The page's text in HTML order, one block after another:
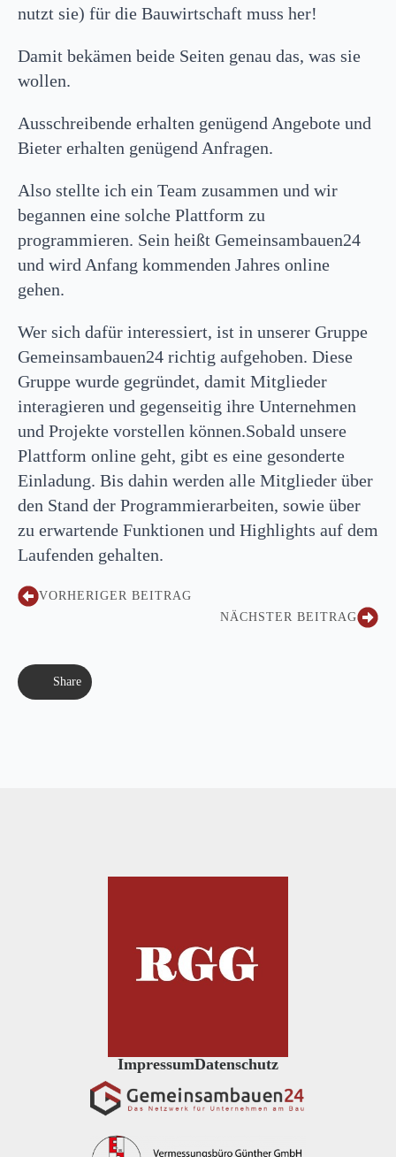
nutzt sie) für die Bauwirtschaft muss her!
Damit bekämen beide Seiten genau das, was sie
wollen.
Ausschreibende erhalten genügend Angebote und
Bieter erhalten genügend Anfragen.
Also stellte ich ein Team zusammen und wir
begannen eine solche Plattform zu
programmieren. Sein heißt Gemeinsambauen24
und wird Anfang kommenden Jahres online
gehen.
Wer sich dafür interessiert, ist in unserer Gruppe
Gemeinsambauen24 richtig aufgehoben. Diese
Gruppe wurde gegründet, damit Mitglieder
interagieren und gegenseitig ihre Unternehmen
und Projekte vorstellen können.Sobald unsere
Plattform online geht, gibt es eine gesonderte
Einladung. Bis dahin werden alle Mitglieder über
den Stand der Programmierarbeiten, sowie über
zu erwartende Funktionen und Highlights auf dem
Laufenden gehalten.
VORHERIGER BEITRAG
NÄCHSTER BEITRAG
Share
ImpressumDatenschutz